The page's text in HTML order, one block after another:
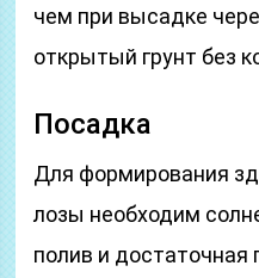
чем при высадке
открытый грунт без
Посадка
Для формирования
лозы необходим
полив и